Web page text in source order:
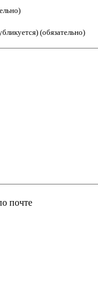
(обязательно)
почте